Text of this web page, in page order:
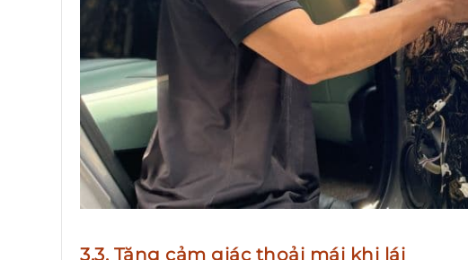
3.3. Tăng cảm giác thoải mái khi lái